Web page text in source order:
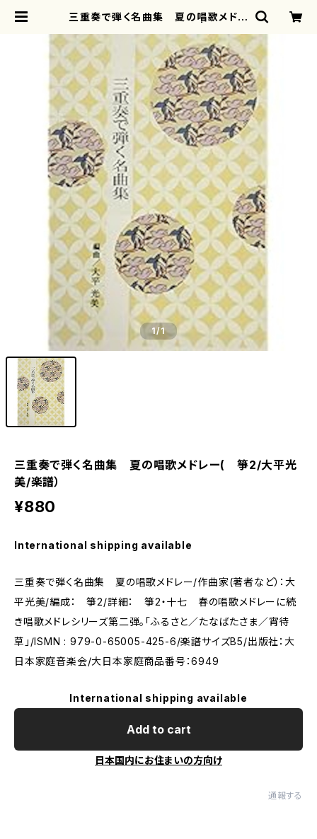
三重奏で弾く名曲集 夏の唱歌メドレ
rearth
1/1
三重奏で弾く名曲集 夏の唱歌メドレー( 箏2/大平光
美/楽譜）
¥880
International shipping available
三重奏で弾く名曲集 夏の唱歌メドレー/作曲家(著者など）：大
平光美/編成： 箏2/詳細： 箏2・十七 春の唱歌メドレーに続
き唱歌メドレシリーズ第二弾。「ふるさと／たなばたさま／宵待
草」/ISMN : 979-0-65005-425-6/楽譜サイズB5/出版社：大
日本家庭音楽会/大日本家庭商品番号：6949
International shipping available
Add to cart
日本国内にお住まいの方向け
通報する